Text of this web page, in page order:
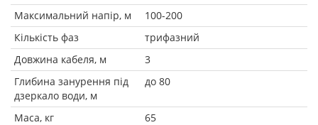
Максимальний напір, м
100-200
Кількість фаз
трифазний
Довжина кабеля, м
3
Глибина занурення під
дзеркало води, м
до 80
Маса, кг
65